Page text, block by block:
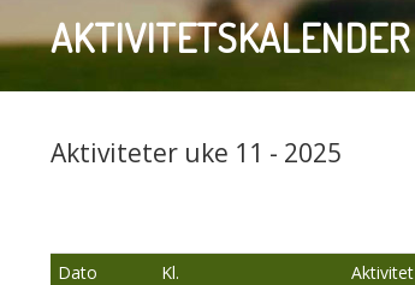
AKTIVITETSKALENDER
Aktiviteter uke 11 - 2025
Dato Kl. Aktivitet